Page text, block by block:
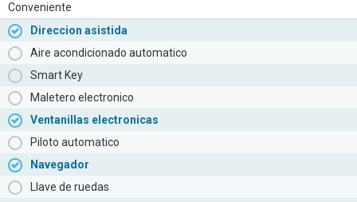
Conveniente
Direccion asistida
Aire acondicionado automatico
Smart Key
Maletero electronico
Ventanillas electronicas
Piloto automatico
Navegador
Llave de ruedas